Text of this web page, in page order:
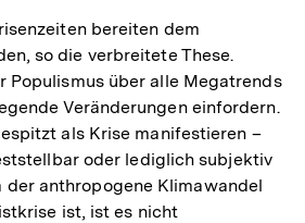
bereiten dem
so die verbreitete These.
Populismus über alle Megatrends
Veränderungen einfordern.
als Krise manifestieren –
oder lediglich subjektiv
der anthropogene Klimawandel
ist, ist es nicht